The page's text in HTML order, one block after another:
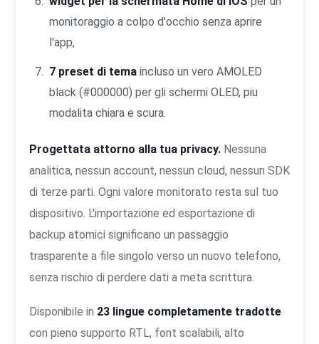
monitoraggio a colpo d'occhio senza aprire
l'app,
7 preset di tema incluso un vero AMOLED
black (#000000) per gli schermi OLED, piu
modalita chiara e scura.
Progettata attorno alla tua privacy. Nessuna
analitica, nessun account, nessun cloud, nessun SDK
di terze parti. Ogni valore monitorato resta sul tuo
dispositivo. L'importazione ed esportazione di
backup atomici significano un passaggio
trasparente a file singolo verso un nuovo telefono,
senza rischio di perdere dati a meta scrittura.
Disponibile in 23 lingue completamente tradotte
con pieno supporto RTL, font scalabili, alto